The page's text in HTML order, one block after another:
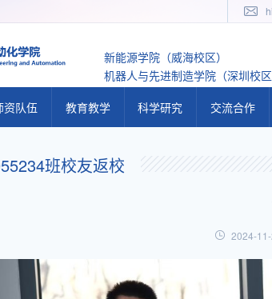
新能源学院（威海校区）
机器人与先进制造学院（深圳校区
资队伍
教师队伍
教育教学
教学动态
研究生教学
科学研究
科研动态
二级学科
交流合作
班校友返校
2024-